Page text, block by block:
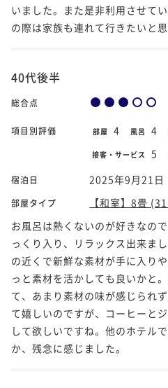
いました。また是非利用させて
の際は家族も連れて行きたいと思
40代後半
総合点
項目別評価 部屋 4 風呂 4
接客・サービス 5
宿泊日 2025年9月21日
部屋タイプ
【和室】8畳
お風呂は熱くないのが好きなの
っくり入り、リラックス出来ま
の近くで新鮮な素材が手に入り
っと素材を活かしても良いかと
て、あまり素材の味が感じられ
て嬉しいのですが、コーヒーと
して欲しいですね。他のホテル
か、残念に感じました。